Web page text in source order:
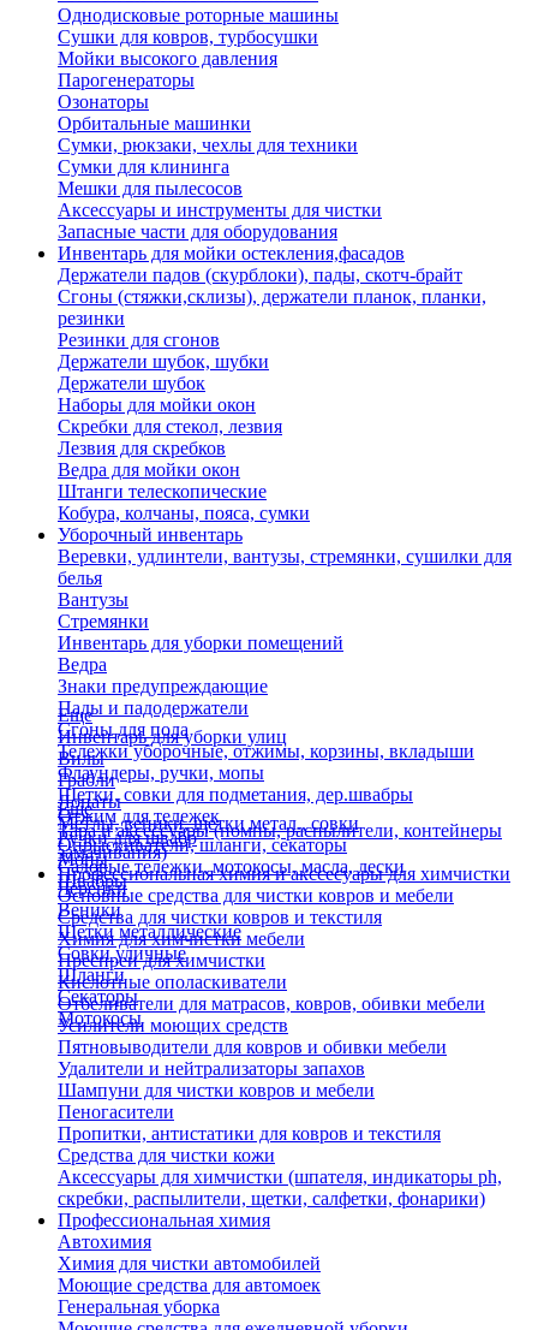
Однодисковые роторные машины
Сушки для ковров, турбосушки
Мойки высокого давления
Парогенераторы
Озонаторы
Орбитальные машинки
Сумки, рюкзаки, чехлы для техники
Сумки для клининга
Мешки для пылесосов
Аксессуары и инструменты для чистки
Запасные части для оборудования
Инвентарь для мойки остекления,фасадов
Держатели падов (скурблоки), пады, скотч-брайт
Сгоны (стяжки,склизы), держатели планок, планки,
резинки
Резинки для сгонов
Держатели шубок, шубки
Держатели шубок
Наборы для мойки окон
Скребки для стекол, лезвия
Лезвия для скребков
Ведра для мойки окон
Штанги телескопические
Кобура, колчаны, пояса, сумки
Уборочный инвентарь
Веревки, удлинтели, вантузы, стремянки, сушилки для
белья
Вантузы
Стремянки
Инвентарь для уборки помещений
Ведра
Знаки предупреждающие
Пады и падодержатели
Сгоны для пола
Тележки уборочные, отжимы, корзины, вкладыши
Флаундеры, ручки, мопы
Щетки, совки для подметания, дер.швабры
Отжим для тележек
Ручки для швабр
Мопы
Швабры
Еще
Инвентарь для уборки улиц
Вилы
Грабли
Лопаты
Метлы, веники, щетки метал., совки
Опрыскиватели, шланги, секаторы
Садовые тележки, мотокосы, масла, лески
Черенки
Веники
Щетки металлические
Совки уличные
Шланги
Секаторы
Мотокосы
Еще
Тара и аксессуары (помпы, распылители, контейнеры
замачивания)
Профессиональная химия и акссесуары для химчистки
Основные средства для чистки ковров и мебели
Средства для чистки ковров и текстиля
Химия для химчистки мебели
Преспреи для химчистки
Кислотные ополаскиватели
Отбеливатели для матрасов, ковров, обивки мебели
Усилители моющих средств
Пятновыводители для ковров и обивки мебели
Удалители и нейтрализаторы запахов
Шампуни для чистки ковров и мебели
Пеногасители
Пропитки, антистатики для ковров и текстиля
Средства для чистки кожи
Аксессуары для химчистки (шпателя, индикаторы ph,
скребки, распылители, щетки, салфетки, фонарики)
Профессиональная химия
Автохимия
Химия для чистки автомобилей
Моющие средства для автомоек
Генеральная уборка